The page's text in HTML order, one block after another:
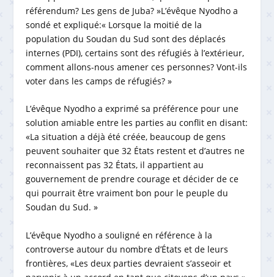
référendum? Les gens de Juba? »L’évêque Nyodho a
sondé et expliqué:« Lorsque la moitié de la
population du Soudan du Sud sont des déplacés
internes (PDI), certains sont des réfugiés à l’extérieur,
comment allons-nous amener ces personnes? Vont-ils
voter dans les camps de réfugiés? »
L’évêque Nyodho a exprimé sa préférence pour une
solution amiable entre les parties au conflit en disant:
«La situation a déjà été créée, beaucoup de gens
peuvent souhaiter que 32 États restent et d’autres ne
reconnaissent pas 32 États, il appartient au
gouvernement de prendre courage et décider de ce
qui pourrait être vraiment bon pour le peuple du
Soudan du Sud. »
L’évêque Nyodho a souligné en référence à la
controverse autour du nombre d’États et de leurs
frontières, «Les deux parties devraient s’asseoir et